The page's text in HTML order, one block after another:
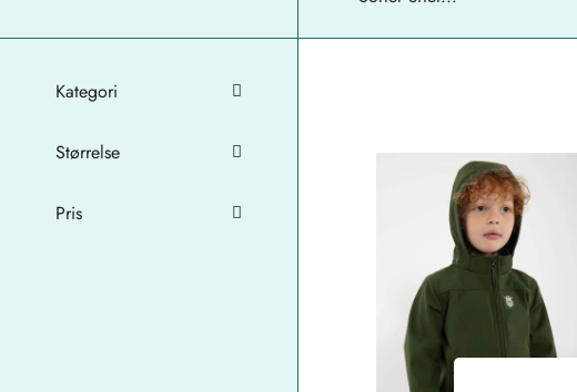
Kategori
Størrelse
Pris